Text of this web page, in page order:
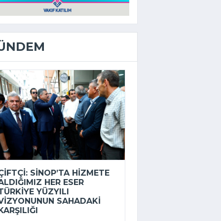
SINOP’TA HIZMETE
HER ESER
YÜZYILI
SAHADAKI